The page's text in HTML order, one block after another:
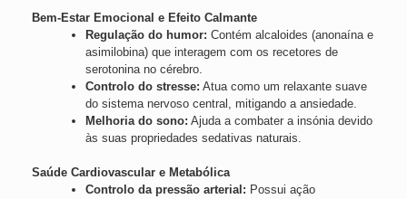
Bem-Estar Emocional e Efeito Calmante
Regulação do humor: Contém alcaloides (anonaína e
asimilobina) que interagem com os recetores de
serotonina no cérebro.
Controlo do stresse: Atua como um relaxante suave
do sistema nervoso central, mitigando a ansiedade.
Melhoria do sono: Ajuda a combater a insónia devido
às suas propriedades sedativas naturais.
Saúde Cardiovascular e Metabólica
Controlo da pressão arterial: Possui ação